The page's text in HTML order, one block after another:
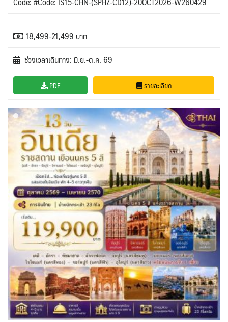
18,499-21,499 บาท
ช่วงเวลาเดินทาง: มิ.ย.-ต.ค. 69
PDF รายละเอียด